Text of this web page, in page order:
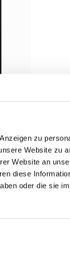
zu
Website zu
Website an
diese
oder die sie
licence